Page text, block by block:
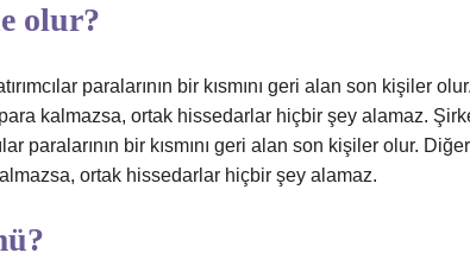
olur?
paralarının bir kısmını geri alan son kişiler olur.
kalmazsa, ortak hissedarlar hiçbir şey alamaz.
paralarının bir kısmını geri alan son kişiler olur. Diğer
ortak hissedarlar hiçbir şey alamaz.